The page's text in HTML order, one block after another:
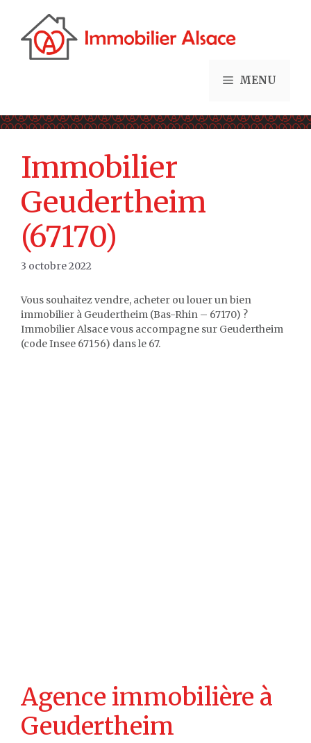
contenu
MENU
Immobilier
Geudertheim
(67170)
3 octobre 2022
Vous souhaitez vendre, acheter ou louer un bien
immobilier à Geudertheim (Bas-Rhin – 67170) ?
Immobilier Alsace vous accompagne sur Geudertheim
(code Insee 67156) dans le 67.
Agence immobilière à
Geudertheim